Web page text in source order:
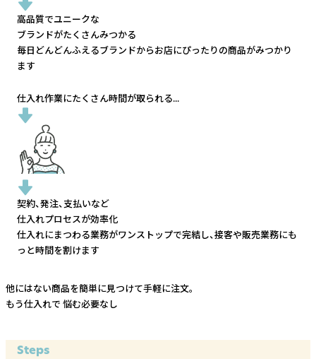
高品質でユニークな
ブランドがたくさんみつかる
毎日どんどんふえるブランドからお店にぴったりの商品がみつかり
ます
仕入れ作業にたくさん時間が取られる...
契約、発注、支払いなど
仕入れプロセスが効率化
仕入れにまつわる業務がワンストップで完結し、接客や販売業務にも
っと時間を割けます
他にはない商品を簡単に見つけて手軽に注文。
もう仕入れで 悩む必要なし
Steps